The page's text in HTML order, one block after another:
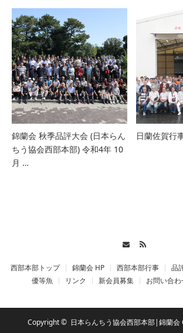
錦蘭会 秋季品評大会 (日本らん
ちう協会西部本部) 令和4年 10
月 …
日蘭佐賀行
西部本部トップ 錦蘭会 HP 西部本部行事 品
優等魚
リンク 新会員募集 お問い合わ
Copyright © 日本らんちう協会西部本部|錦蘭